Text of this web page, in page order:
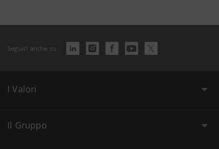
Seguici anche su
I Valori
Il Gruppo